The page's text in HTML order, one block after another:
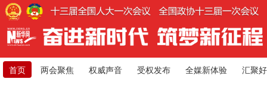
首页 两会聚焦 权威声音 受权发布 全媒新体验 汇聚